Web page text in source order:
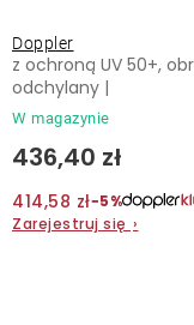
Doppler
W magazynie
436,40 zł
414,58 zł−5%
Zarejestruj się ›
z ochroną UV 50+,
odchylany |